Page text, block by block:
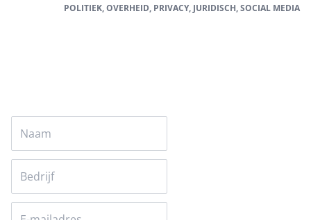
POLITIEK, OVERHEID, PRIVACY, JURIDISCH, SOCIAL MEDIA